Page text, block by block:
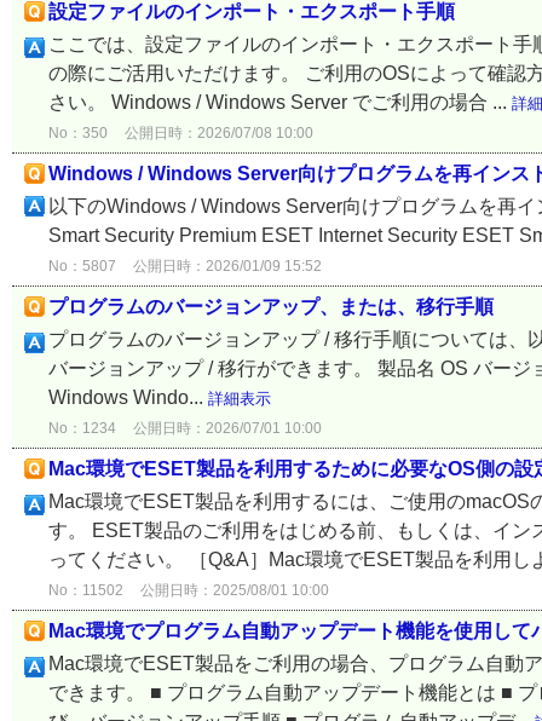
設定ファイルのインポート・エクスポート手順
ここでは、設定ファイルのインポート・エクスポート
の際にご活用いただけます。 ご利用のOSによって確認
さい。 Windows / Windows Server でご利用の場合 ... 詳
No：350 公開日時：2026/07/08 10:00
Windows / Windows Server向けプログラムを再インス
以下のWindows / Windows Server向けプログラムを再
Smart Security Premium ESET Internet Security ESET
No：5807 公開日時：2026/01/09 15:52
プログラムのバージョンアップ、または、移行手順
プログラムのバージョンアップ / 移行手順については
バージョンアップ / 移行ができます。 製品名 OS バー
Windows Windo... 詳細表示
No：1234 公開日時：2026/07/01 10:00
Mac環境でESET製品を利用するために必要なOS側の設
Mac環境でESET製品を利用するには、ご使用の
す。 ESET製品のご利用をはじめる前、もしくは、イ
ってください。 ［Q&A］Mac環境でESET製品を利用し
No：11502 公開日時：2025/08/01 10:00
Mac環境でプログラム自動アップデート機能を使用し
Mac環境でESET製品をご利用の場合、プログラム自動
できます。 ■ プログラム自動アップデート機能とは ■